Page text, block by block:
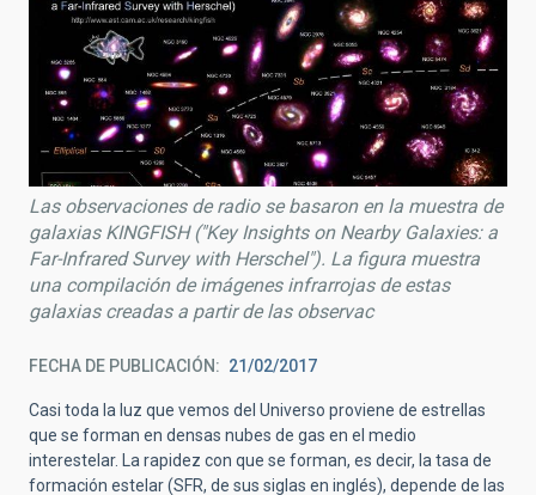
Las observaciones de radio se basaron en la muestra de
galaxias KINGFISH ("Key Insights on Nearby Galaxies: a
Far-Infrared Survey with Herschel"). La figura muestra
una compilación de imágenes infrarrojas de estas
galaxias creadas a partir de las observac
FECHA DE PUBLICACIÓN 21/02/2017
Casi toda la luz que vemos del Universo proviene de estrellas
que se forman en densas nubes de gas en el medio
interestelar. La rapidez con que se forman, es decir, la tasa de
formación estelar (SFR, de sus siglas en inglés), depende de las